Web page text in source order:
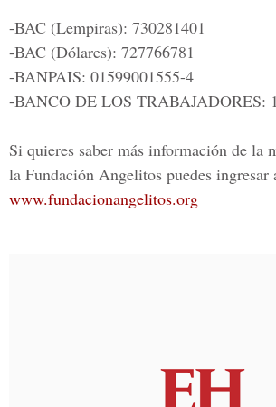
-BAC (Lempiras): 730281401
-BAC (Dólares): 727766781
-BANPAIS: 01599001555-4
-BANCO DE LOS TRABAJADORES:
Si quieres saber más información de la
la Fundación Angelitos puedes ingresar
www.fundacionangelitos.org